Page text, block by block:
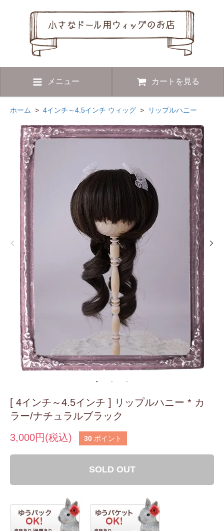
メニュー カートを見る
ホーム > 4インチ～4.5インチ ウィッグ > リップルハニー
[ 4インチ～4.5インチ ] リップルハニー * カ
ラー/ナチュラルブラック
3,000円(税込)
30 ポイント
SOLD OUT